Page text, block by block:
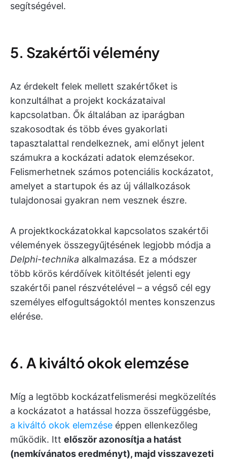
segítségével.
5. Szakértői vélemény
Az érdekelt felek mellett szakértőket is
konzultálhat a projekt kockázataival
kapcsolatban. Ők általában az iparágban
szakosodtak és több éves gyakorlati
tapasztalattal rendelkeznek, ami előnyt jelent
számukra a kockázati adatok elemzésekor.
Felismerhetnek számos potenciális kockázatot,
amelyet a startupok és az új vállalkozások
tulajdonosai gyakran nem vesznek észre.
A projektkockázatokkal kapcsolatos szakértői
vélemények összegyűjtésének legjobb módja a
Delphi-technika alkalmazása. Ez a módszer
több körös kérdőívek kitöltését jelenti egy
szakértői panel részvételével – a végső cél egy
személyes elfogultságoktól mentes konszenzus
elérése.
6. A kiváltó okok elemzése
Míg a legtöbb kockázatfelismerési megközelítés
a kockázatot a hatással hozza összefüggésbe,
a kiváltó okok elemzése éppen ellenkezőleg
működik. Itt először azonosítja a hatást
(nemkívánatos eredményt), majd visszavezeti